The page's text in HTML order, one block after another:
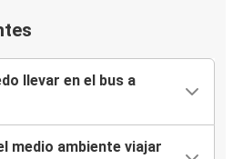
llevar en el bus a
medio ambiente viajar